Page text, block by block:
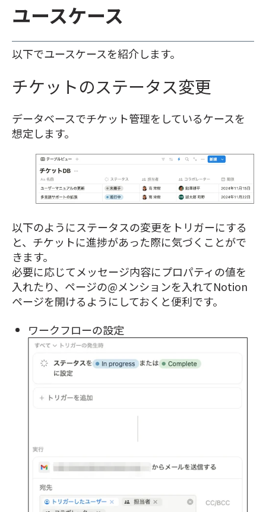
ユースケース
以下でユースケースを紹介します。
チケットのステータス変更
データベースでチケット管理をしているケースを
想定します。
以下のようにステータスの変更をトリガーにする
と、チケットに進捗があった際に気づくことがで
きます。
必要に応じてメッセージ内容にプロパティの値を
入れたり、ページの@メンションを入れてNotion
ページを開けるようにしておくと便利です。
ワークフローの設定